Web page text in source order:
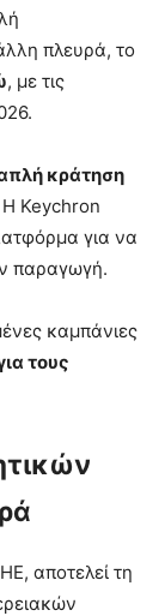
πλευρά, το
, με τις
κράτηση
Η Keychron
για να
παραγωγή.
καμπάνιες
τους
αποτελεί τη